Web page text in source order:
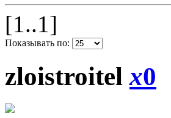
[1..1]
Показывать по:
zloistroitelx0